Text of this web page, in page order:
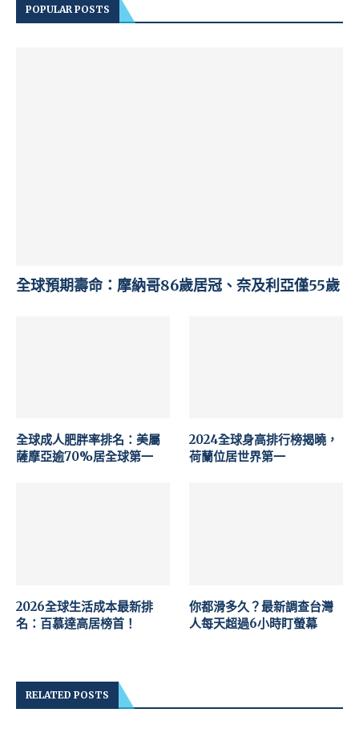
POPULAR POSTS
全球預期壽命：摩納哥86歲居冠、奈及利亞僅55歲
全球成人肥胖率排名：美屬
薩摩亞逾70%居全球第一
2024全球身高排行榜揭曉，
荷蘭位居世界第一
2026全球生活成本最新排
名：百慕達高居榜首！
你都滑多久？最新調查台灣
人每天超過6小時盯螢幕
RELATED POSTS